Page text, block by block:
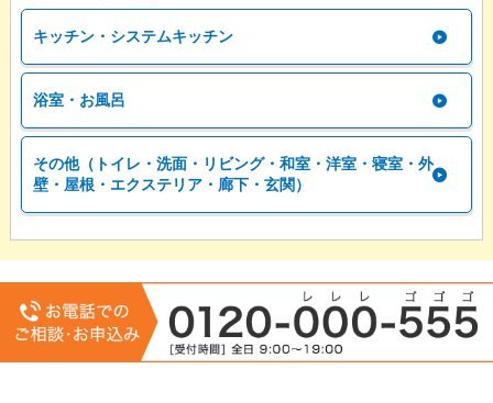
キッチン・システムキッチン
浴室・お風呂
その他（トイレ・洗面・リビング・和室・洋室・寝室・外
壁・屋根・エクステリア・廊下・玄関）